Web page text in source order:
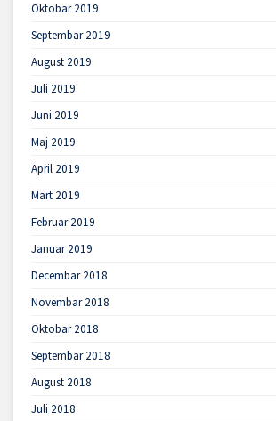
Oktobar 2019
Septembar 2019
August 2019
Juli 2019
Juni 2019
Maj 2019
April 2019
Mart 2019
Februar 2019
Januar 2019
Decembar 2018
Novembar 2018
Oktobar 2018
Septembar 2018
August 2018
Juli 2018